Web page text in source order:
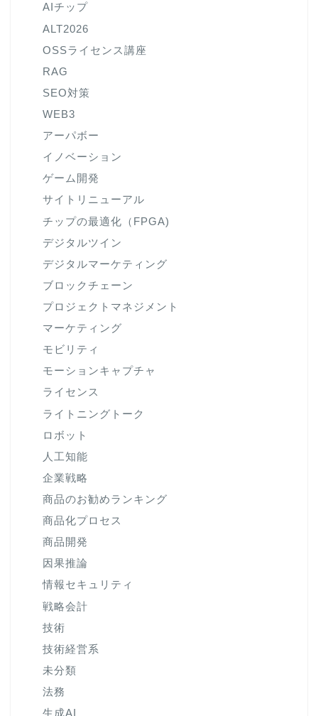
AIチップ
ALT2026
OSSライセンス講座
RAG
SEO対策
WEB3
アーパボー
イノベーション
ゲーム開発
サイトリニューアル
チップの最適化（FPGA)
デジタルツイン
デジタルマーケティング
ブロックチェーン
プロジェクトマネジメント
マーケティング
モビリティ
モーションキャプチャ
ライセンス
ライトニングトーク
ロボット
人工知能
企業戦略
商品のお勧めランキング
商品化プロセス
商品開発
因果推論
情報セキュリティ
戦略会計
技術
技術経営系
未分類
法務
生成AI